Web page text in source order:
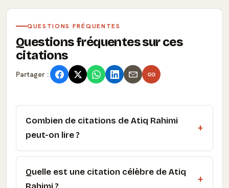
QUESTIONS FRÉQUENTES
Questions fréquentes sur ces
citations
Partager :
Combien de citations de Atiq Rahimi
peut-on lire ?
Quelle est une citation célèbre de Atiq